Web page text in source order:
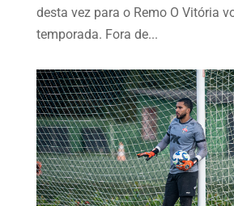
desta vez para o Remo O Vitória
temporada. Fora de...